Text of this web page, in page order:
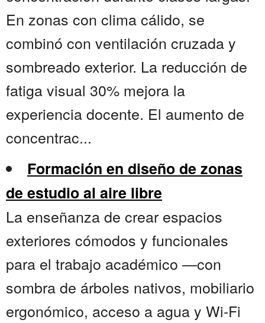
En zonas con clima cálido, se
combinó con ventilación cruzada y
sombreado exterior. La reducción de
fatiga visual 30% mejora la
experiencia docente. El aumento de
concentrac...
Formación en diseño de zonas
de estudio al aire libre
La enseñanza de crear espacios
exteriores cómodos y funcionales
para el trabajo académico —con
sombra de árboles nativos, mobiliario
ergonómico, acceso a agua y Wi-Fi